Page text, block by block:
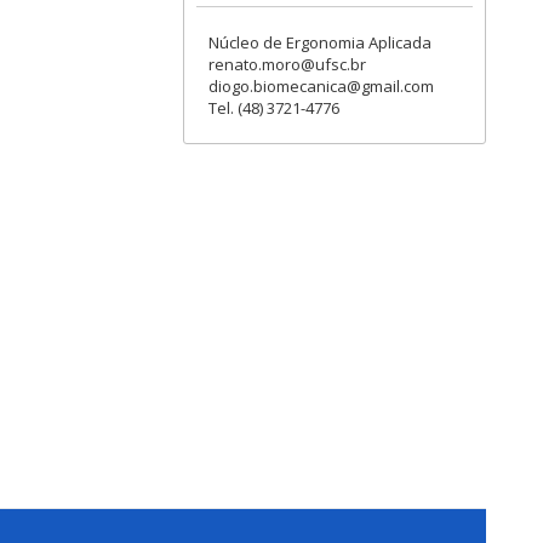
Núcleo de Ergonomia Aplicada
renato.moro@ufsc.br
diogo.biomecanica@gmail.com
Tel. (48) 3721-4776